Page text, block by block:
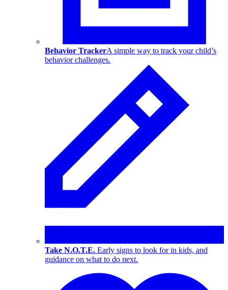
Behavior TrackerA simple way to track your child’s
behavior challenges.
Take N.O.T.E. Early signs to look for in kids, and
guidance on what to do next.